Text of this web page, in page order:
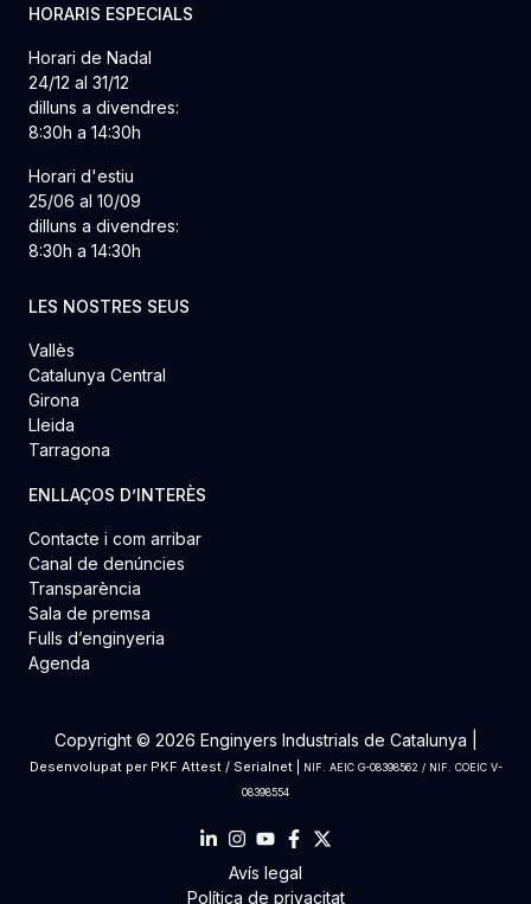
HORARIS ESPECIALS
Horari de Nadal
24/12 al 31/12
dilluns a divendres:
8:30h a 14:30h
Horari d'estiu
25/06 al 10/09
dilluns a divendres:
8:30h a 14:30h
LES NOSTRES SEUS
Vallès
Catalunya Central
Girona
Lleida
Tarragona
ENLLAÇOS D’INTERÈS
Contacte i com arribar
Canal de denúncies
Transparència
Sala de premsa
Fulls d’enginyeria
Agenda
Copyright © 2026 Enginyers Industrials de Catalunya |
Desenvolupat per PKF Attest/ Serialnet|
NIF. AEIC G-08398562 / NIF. COEIC V-
08398554
Avís legal
Política de privacitat